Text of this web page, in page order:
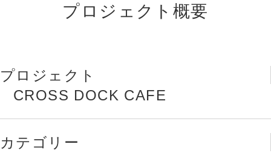
プロジェクト概要
プロジェクト
CROSS DOCK CAFE
カテゴリー